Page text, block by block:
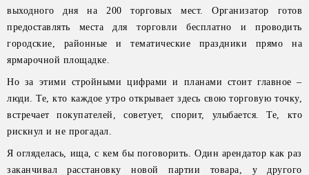
выходного дня на 200 торговых мест. Организатор готов
предоставлять места для торговли бесплатно и проводить
городские, районные и тематические праздники прямо на
ярмарочной площадке.
Но за этими стройными цифрами и планами стоит главное –
люди. Те, кто каждое утро открывает здесь свою торговую точку,
встречает покупателей, советует, спорит, улыбается. Те, кто
рискнул и не прогадал.
Я огляделась, ища, с кем бы поговорить. Один арендатор как раз
заканчивал расстановку новой партии товара, у другого